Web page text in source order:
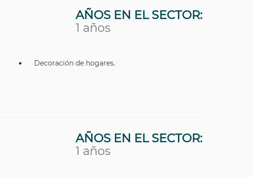
AÑOS EN EL SECTOR:
1 años
Decoración de hogares.
AÑOS EN EL SECTOR:
1 años